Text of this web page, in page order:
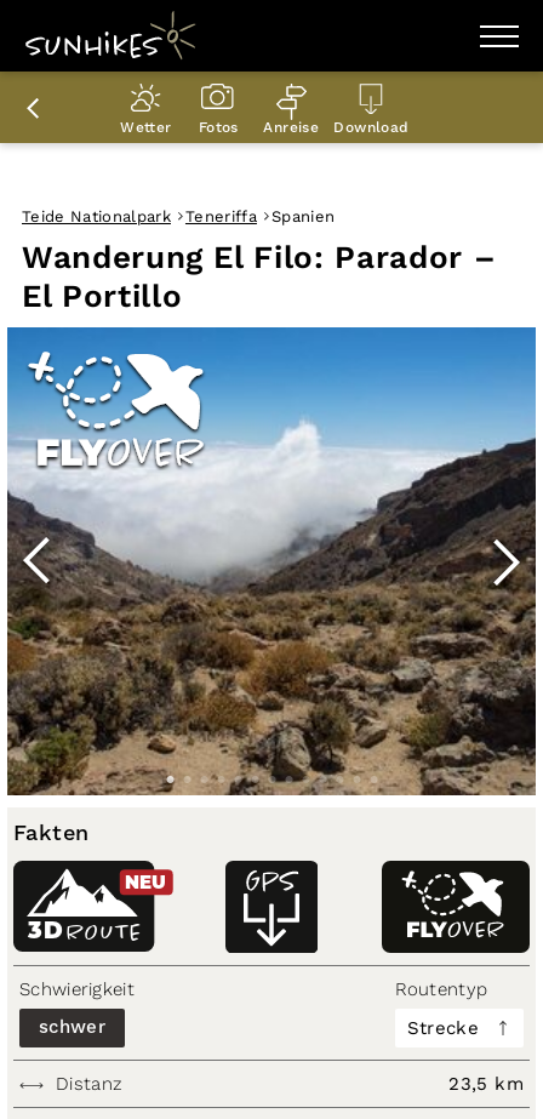
WANDERZIELE
WANDERUNGEN
ENTDECKEN
PLANER
Wetter Fotos Anreise Download
Wanderung El Filo: Parador –
El Portillo
Teide Nationalpark Teneriffa Spanien
Fakten
ROUTE
3D
NEU
Schwierigkeit
schwer
Routentyp
Strecke
Distanz 23,5 km